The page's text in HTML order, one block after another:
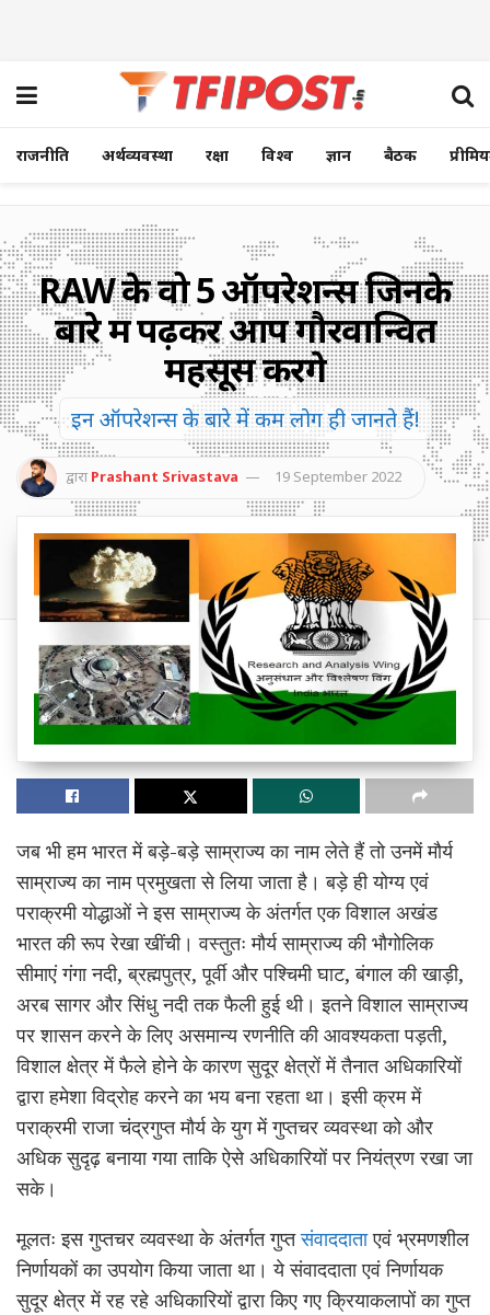
राजनीति अर्थव्यवस्था रक्षा विश्व ज्ञान बैठक
RAW के वो 5 ऑपरेशन्स जिनके
बारे में पढ़कर आप गौरवान्वित
महसूस करेंगे
इन ऑपरेशन्स के बारे में कम लोग ही जानते हैं!
द्वारा Prashant Srivastava 19 September 2022
जब भी हम भारत में बड़े-बड़े साम्राज्य का नाम लेते हैं तो उनमें मौर्य
साम्राज्य का नाम प्रमुखता से लिया जाता है। बड़े ही योग्य एवं
पराक्रमी योद्धाओं ने इस साम्राज्य के अंतर्गत एक विशाल अखंड
भारत की रूप रेखा खींची। वस्तुतः मौर्य साम्राज्य की भौगोलिक
सीमाएं गंगा नदी, ब्रह्मपुत्र, पूर्वी और पश्चिमी घाट, बंगाल की खाड़ी,
अरब सागर और सिंधु नदी तक फैली हुई थी। इतने विशाल साम्राज्य
पर शासन करने के लिए असमान्य रणनीति की आवश्यकता पड़ती,
विशाल क्षेत्र में फैले होने के कारण सुदूर क्षेत्रों में तैनात अधिकारियों
द्वारा हमेशा विद्रोह करने का भय बना रहता था। इसी क्रम में
पराक्रमी राजा चंद्रगुप्त मौर्य के युग में गुप्तचर व्यवस्था को और
अधिक सुदृढ़ बनाया गया ताकि ऐसे अधिकारियों पर नियंत्रण रखा जा
सके।
मूलतः इस गुप्तचर व्यवस्था के अंतर्गत गुप्तसंवाददाताएवं भ्रमणशील
निर्णायकों का उपयोग किया जाता था। ये संवाददाता एवं निर्णायक
सुदूर क्षेत्र में रह रहे अधिकारियों द्वारा किए गए क्रियाकलापों का गुप्त